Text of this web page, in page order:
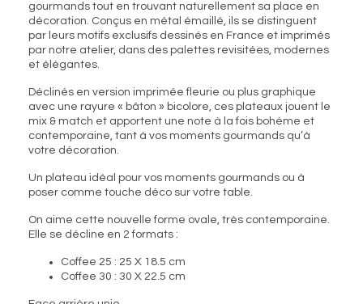
gourmands tout en trouvant naturellement sa place en
décoration. Conçus en métal émaillé, ils se distinguent
par leurs motifs exclusifs dessinés en France et imprimés
par notre atelier, dans des palettes revisitées, modernes
et élégantes.
Déclinés en version imprimée fleurie ou plus graphique
avec une rayure « bâton » bicolore, ces plateaux jouent le
mix & match et apportent une note à la fois bohème et
contemporaine, tant à vos moments gourmands qu’à
votre décoration.
Un plateau idéal pour vos moments gourmands ou à
poser comme touche déco sur votre table.
On aime cette nouvelle forme ovale, très contemporaine.
Elle se décline en 2 formats :
Coffee 25 : 25 X 18.5 cm
Coffee 30 : 30 X 22.5 cm